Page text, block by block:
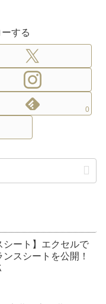
する
0
シート】エクセルで
スシートを公開！